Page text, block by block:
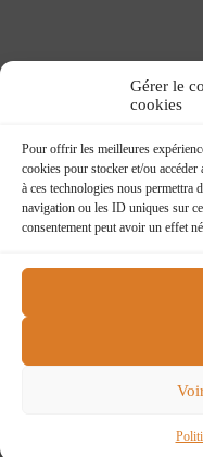
Gérer le
cookies
Pour offrir les meilleures
cookies pour stocker et/ou
à ces technologies nous permettra
navigation ou les ID uniques sur
consentement peut avoir un effet